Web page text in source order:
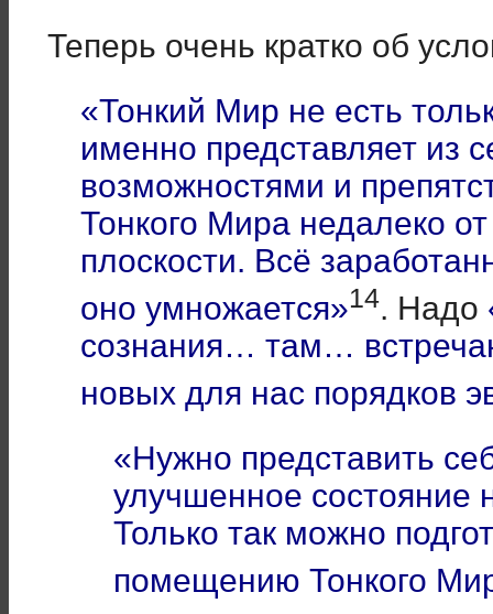
Теперь очень кратко об
«Тонкий Мир не есть
именно представляет из
возможностями и
Тонкого Мира недалеко
плоскости. Всё
оно умножается»14. Надо
сознания… там…
новых для нас порядков
«Нужно представить
улучшенное состояние
Только так можно
помещению Тонкого